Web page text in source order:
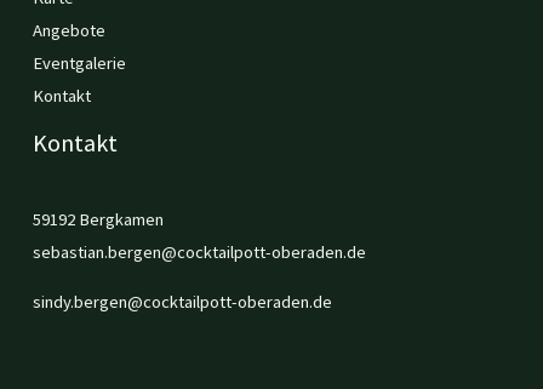
Angebote
Eventgalerie
Kontakt
Kontakt
59192 Bergkamen
sebastian.bergen@cocktailpott-oberaden.de
sindy.bergen@cocktailpott-oberaden.de